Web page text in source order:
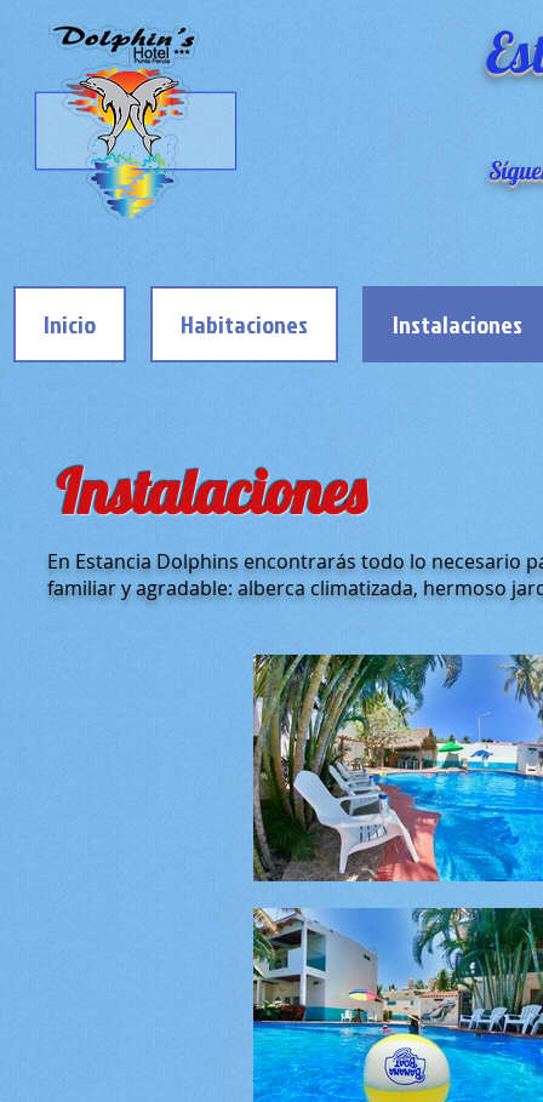
Inicio Habitaciones Instalaciones
Instalaciones
En Estancia Dolphins encontrarás todo lo necesario
familiar y agradable: alberca climatizada, hermoso